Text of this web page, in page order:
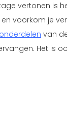
vertonen is
voorkom je
van
Het is